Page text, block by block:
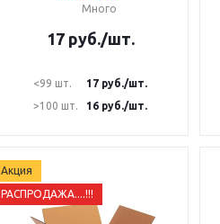
Много
17руб./шт.
<99 шт. 17 руб./шт.
>100 шт.
16 руб./шт.
Акция
РАСПРОДАЖА....!!!